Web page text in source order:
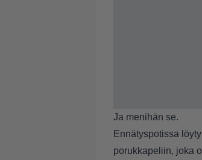
Ja menihän se.
Ennätyspotissa
porukkapeliin, joka